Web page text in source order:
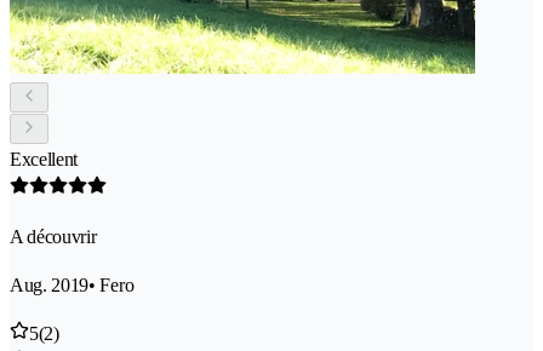
Excellent
A découvrir
Aug. 2019• Fero
5(2)